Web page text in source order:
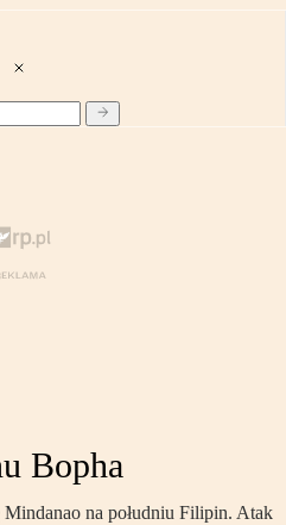
Bopha
na południu Filipin. Atak